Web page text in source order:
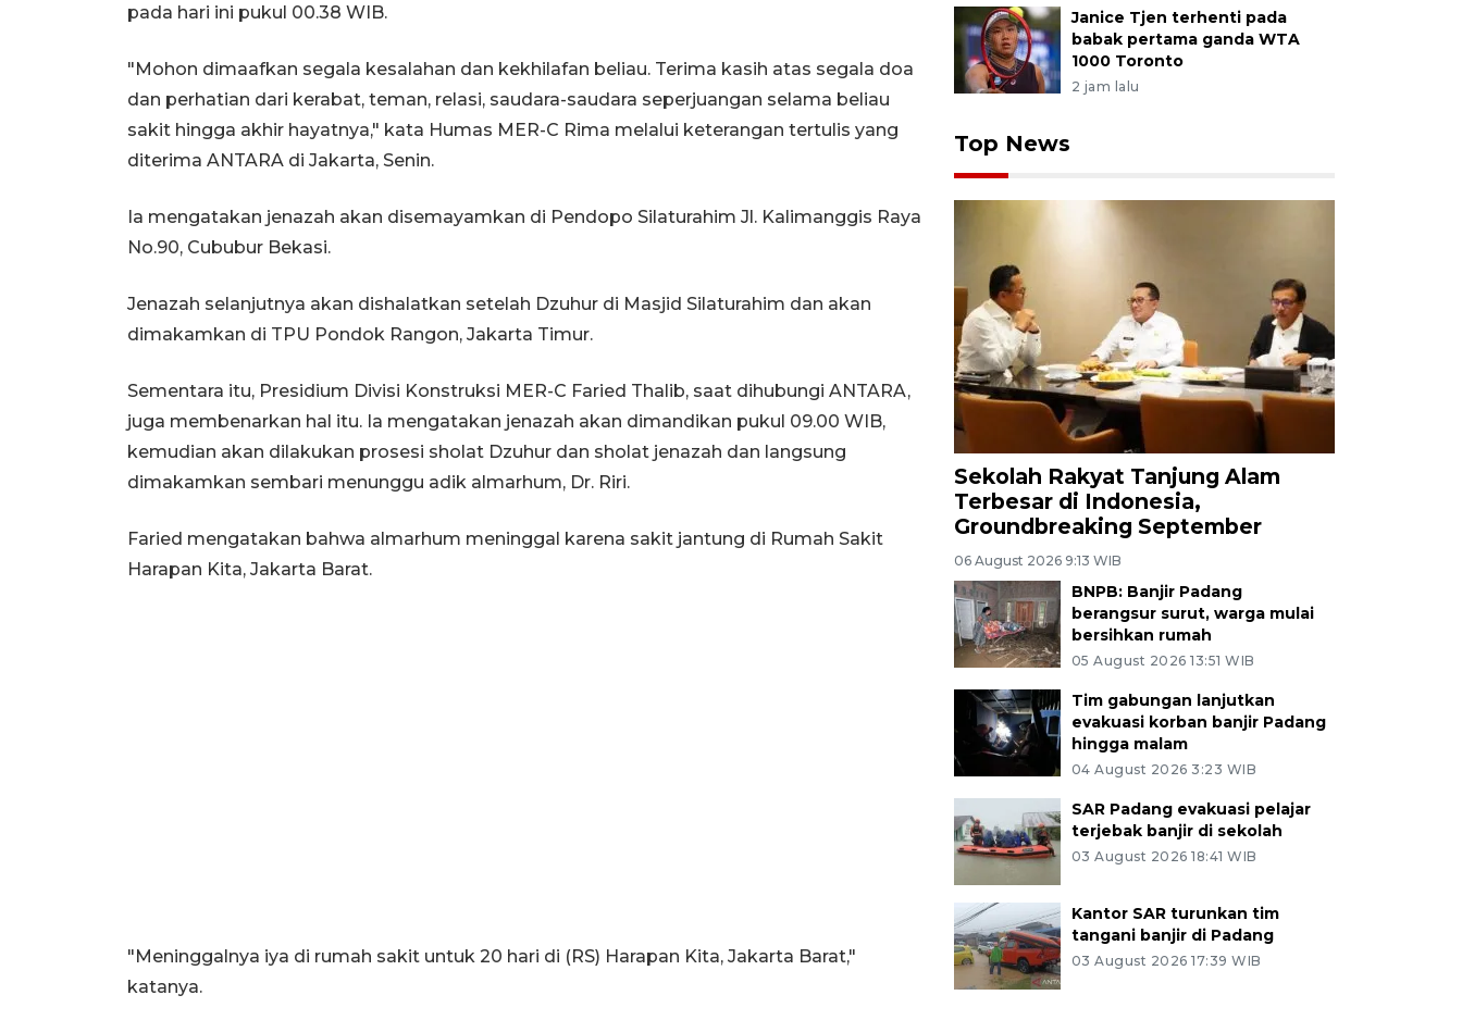
pada hari ini pukul 00.38 WIB.
"Mohon dimaafkan segala kesalahan dan kekhilafan beliau. Terima kasih atas segala doa
dan perhatian dari kerabat, teman, relasi, saudara-saudara seperjuangan selama beliau
sakit hingga akhir hayatnya," kata Humas MER-C Rima melalui keterangan tertulis yang
diterima ANTARA di Jakarta, Senin.
Ia mengatakan jenazah akan disemayamkan di Pendopo Silaturahim Jl. Kalimanggis Raya
No.90, Cububur Bekasi.
Jenazah selanjutnya akan dishalatkan setelah Dzuhur di Masjid Silaturahim dan akan
dimakamkan di TPU Pondok Rangon, Jakarta Timur.
Sementara itu, Presidium Divisi Konstruksi MER-C Faried Thalib, saat dihubungi ANTARA,
juga membenarkan hal itu. Ia mengatakan jenazah akan dimandikan pukul 09.00 WIB,
kemudian akan dilakukan prosesi sholat Dzuhur dan sholat jenazah dan langsung
dimakamkan sembari menunggu adik almarhum, Dr. Riri.
Faried mengatakan bahwa almarhum meninggal karena sakit jantung di Rumah Sakit
Harapan Kita, Jakarta Barat.
"Meninggalnya iya di rumah sakit untuk 20 hari di (RS) Harapan Kita, Jakarta Barat,"
katanya.
Janice Tjen terhenti pada
babak pertama ganda WTA
1000 Toronto
2 jam lalu
Top News
Sekolah Rakyat Tanjung Alam
Terbesar di Indonesia,
Groundbreaking September
06 August 2026 9:13 WIB
BNPB: Banjir Padang
berangsur surut, warga mulai
bersihkan rumah
05 August 2026 13:51 WIB
Tim gabungan lanjutkan
evakuasi korban banjir Padang
hingga malam
04 August 2026 3:23 WIB
SAR Padang evakuasi pelajar
terjebak banjir di sekolah
03 August 2026 18:41 WIB
Kantor SAR turunkan tim
tangani banjir di Padang
03 August 2026 17:39 WIB